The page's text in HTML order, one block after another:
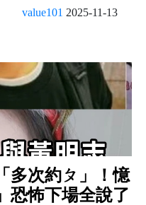
value101 2025-11-13
多次約ㄆ」！憶
恐怖下場全說了